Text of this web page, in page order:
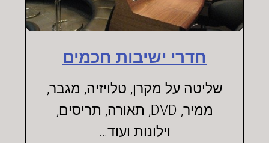
חדרי ישיבות חכמים
שליטה על מקרן, טלויזיה, מגבר,
ממיר, DVD, תאורה, תריסים,
וילונות ועוד…